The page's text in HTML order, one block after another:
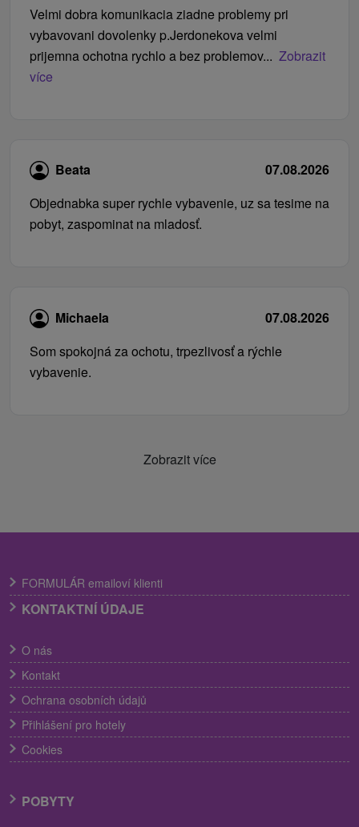
Velmi dobra komunikacia ziadne problemy pri
vybavovani dovolenky p.Jerdonekova velmi
prijemna ochotna rychlo a bez problemov... Zobrazit
více
Beata
07.08.2026
Objednabka super rychle vybavenie, uz sa tesime na
pobyt, zaspominat na mladosť.
Michaela
07.08.2026
Som spokojná za ochotu, trpezlivosť a rýchle
vybavenie.
Zobrazit více
FORMULÁR emailoví klienti
KONTAKTNÍ ÚDAJE
O nás
Kontakt
Ochrana osobních údajů
Přihlášení pro hotely
Cookies
POBYTY